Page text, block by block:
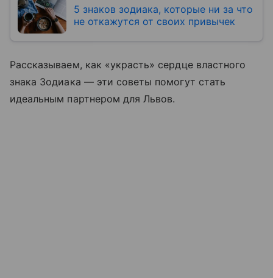
5 знаков зодиака, которые ни за что
не откажутся от своих привычек
Рассказываем, как «украсть» сердце властного
знака Зодиака — эти советы помогут стать
идеальным партнером для Львов.